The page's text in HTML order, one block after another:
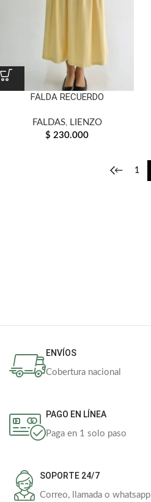
FALDA RECUERDO
FALDAS, LIENZO
$ 230.000
← 1
ENVÍOS
Cobertura nacional
PAGO EN LÍNEA
Paga en 1 solo paso
SOPORTE 24/7
Correo, llamada o whatsapp